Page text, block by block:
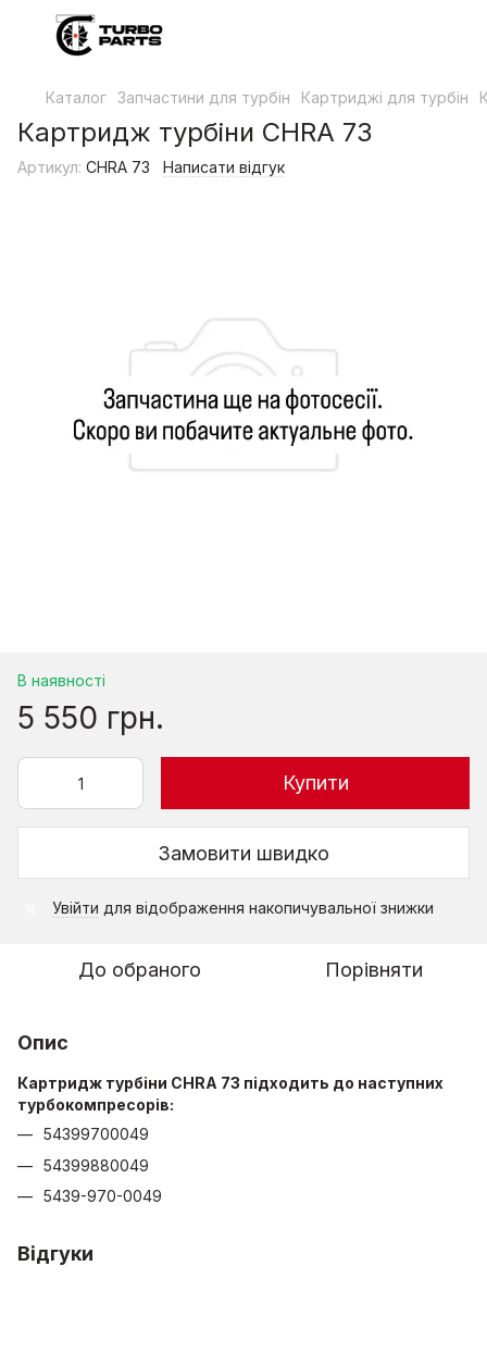
Каталог Запчастини для турбін Картриджі для турбін
Картридж турбіни CHRA 73
Артикул: CHRA 73 Написати відгук
В наявності
5 550 грн.
Купити
Замовити швидко
Увійти для відображення накопичувальної знижки
До обраного Порівняти
Опис
Картридж турбіни CHRA 73 підходить до наступних
турбокомпресорів:
54399700049
54399880049
5439-970-0049
Відгуки